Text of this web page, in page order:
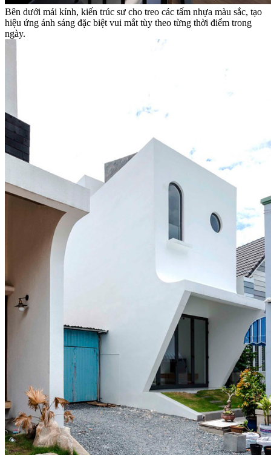
Bên dưới mái kính, kiến trúc sư cho treo các tấm nhựa màu sắc, tạo
hiệu ứng ánh sáng đặc biệt vui mắt tùy theo từng thời điểm trong
ngày.